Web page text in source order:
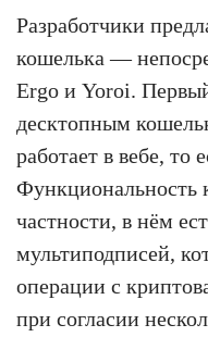
Разработчики
кошелька —
Ergo и Yoroi.
десктопным
работает в вебе, то
Функциональность
частности, в нём
мультиподписей,
операции с
при согласии